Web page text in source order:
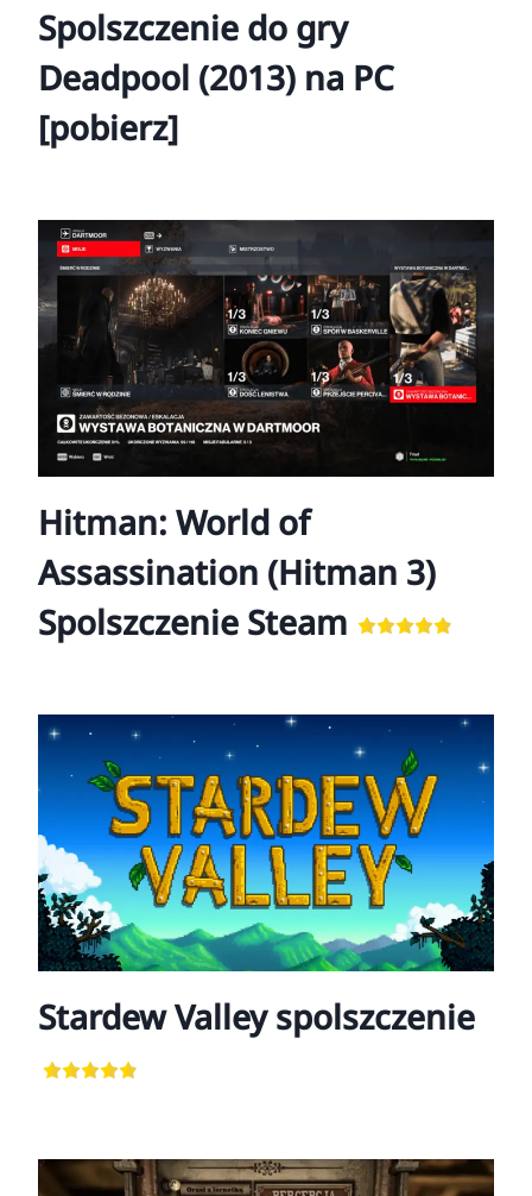
Spolszczenie do gry
Deadpool (2013) na PC
[pobierz]
Hitman: World of
Assassination (Hitman 3)
Spolszczenie Steam
Stardew Valley spolszczenie